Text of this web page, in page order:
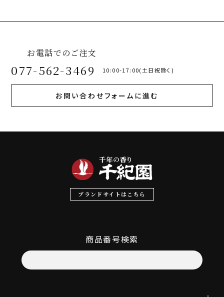
お電話でのご注文
077-562-3469 10:00-17:00(土日祝除く)
お問い合わせフォームに進む
ブランドサイトはこちら
商品番号検索